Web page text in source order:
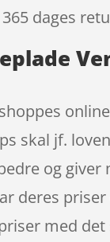
dages
skal jf.
og
deres
med